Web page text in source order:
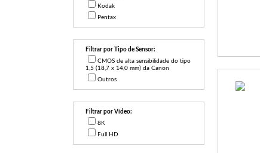
Kodak
Pentax
Filtrar por Tipo de Sensor:
CMOS de alta sensibilidade do tipo
1,5 (18,7 x 14,0 mm) da Canon
Outros
Filtrar por Vídeo:
8K
Full HD